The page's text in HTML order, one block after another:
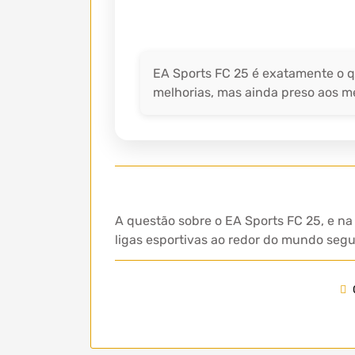
EA Sports FC 25 é exatamente o
melhorias, mas ainda preso aos
A questão sobre o EA Sports FC 25, e
ligas esportivas ao redor do mundo